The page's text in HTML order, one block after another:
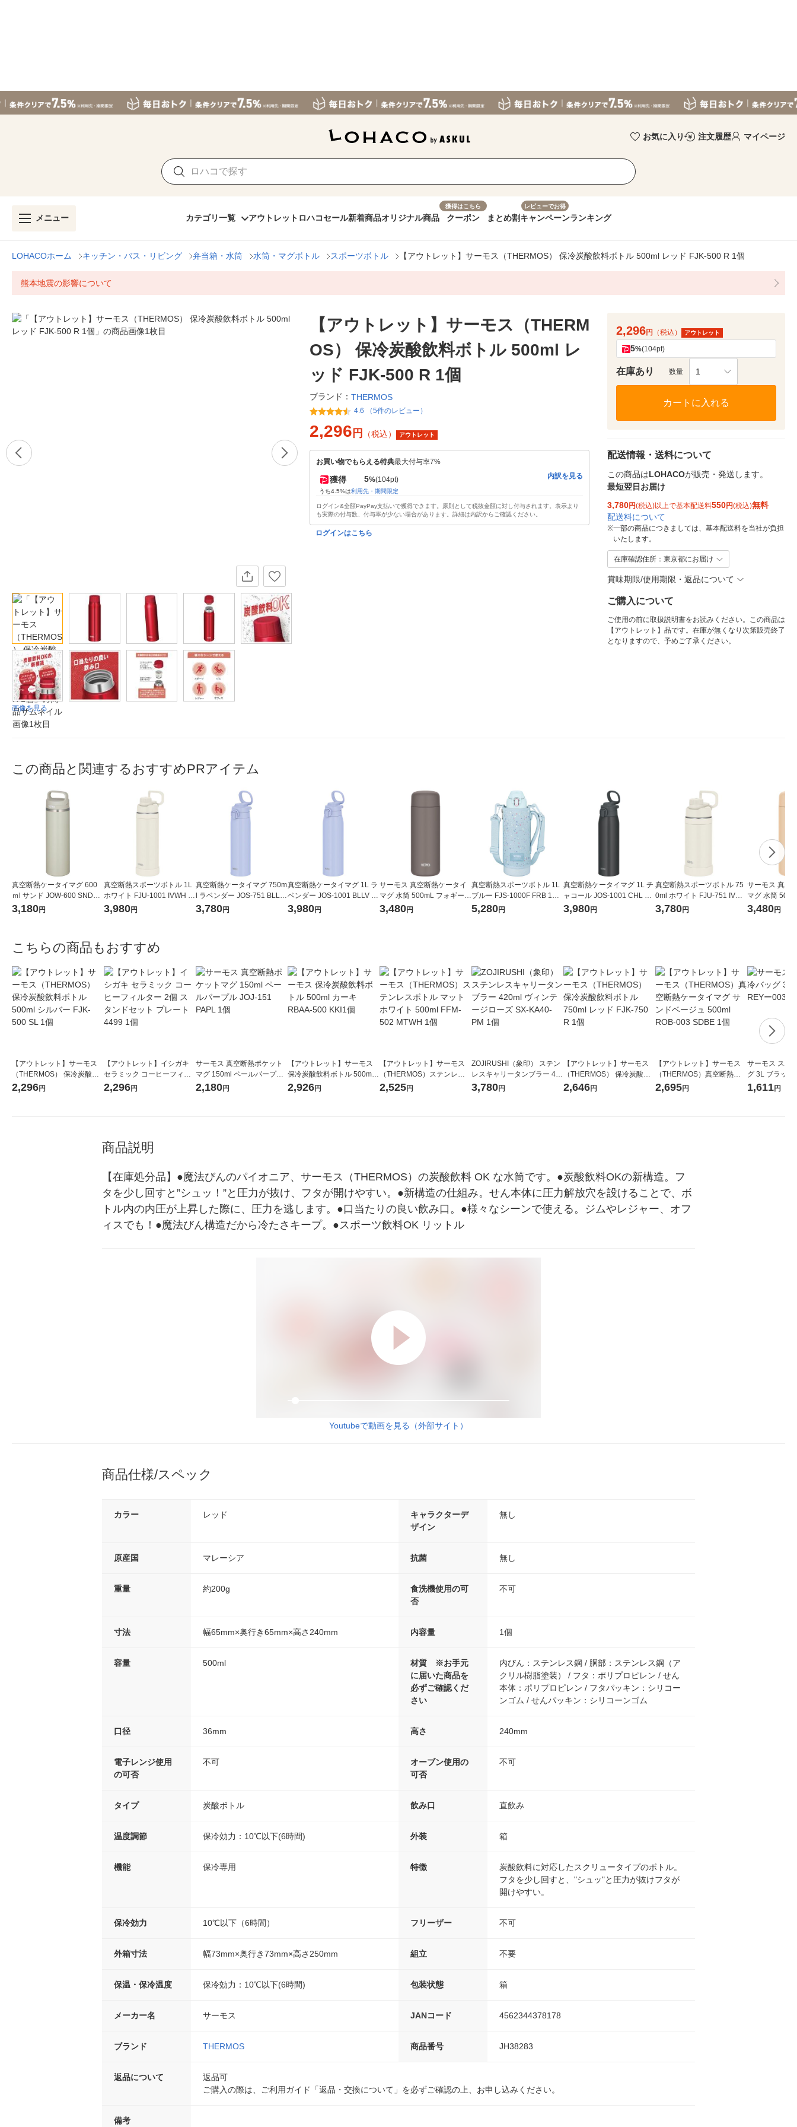
お気に入り 注文履歴 マイページ
メニュー カテゴリ一覧 アウトレット ロハコセール新着商品オリジナル商品
獲得はこちら
クーポン まとめ割
レビューでお得
キャンペーンランキング
LOHACOホーム キッチン・バス・リビング 弁当箱・水筒 水筒・マグボトル スポーツボトル 【アウトレット】サーモス（THERMOS） 保冷炭酸飲料ボトル 500ml レッド FJK-500 R 1個
熊本地震の影響について
画像を見る
【アウトレット】サーモス（THERM
OS） 保冷炭酸飲料ボトル 500ml レ
ッド FJK-500 R 1個
ブランド： THERMOS
4.6 （5件のレビュー）
2,296 円 （税込） アウトレット
お買い物でもらえる特典最大付与率7%
獲得 5%(104pt)
うち4.5%は利用先・期間限定
内訳を見る
ログイン&全額PayPay支払いで獲得できます。原則として税抜金額に対し付与されます。表示より
も実際の付与数、付与率が少ない場合があります。詳細は内訳からご確認ください。
ログインはこちら
2,296円 （税込） アウトレット
5%(104pt)
在庫あり 数量 1
カートに入れる
配送情報・送料について
この商品はLOHACOが販売・発送します。
最短翌日お届け
3,780円(税込)以上で基本配送料550円(税込)無料
配送料について
※一部の商品につきましては、基本配送料を当社が負担
いたします。
在庫確認住所：東京都にお届け
賞味期限/使用期限・返品について
ご購入について
ご使用の前に取扱説明書をお読みください。この商品は
【アウトレット】品です。在庫が無くなり次第販売終了
となりますので、予めご了承ください。
この商品と関連するおすすめPRアイテム
真空断熱ケータイマグ 600
ｍl サンド JOW-600 SNDS 1
個 水筒 食洗機可 保温保冷
スポーツ飲料可 サーモス
3,180円
真空断熱スポーツボトル 1L
ホワイト FJU-1001 IVWH 1
個 食洗機対応 ハンドル付き
水筒 保冷専用 サーモス
3,980円
真空断熱ケータイマグ 750m
l ラベンダー JOS-751 BLLV
1個 食洗機可 キャリールー
プ付 保冷保温 水筒 サーモス
3,780円
真空断熱ケータイマグ 1L ラ
ベンダー JOS-1001 BLLV 1
個 食洗機可 キャリーループ
付 保冷保温 水筒 サーモス
3,980円
サーモス 真空断熱ケータイ
マグ 水筒 500mL フォギーブ
ラウン JPB-500 FOBW 1個
食洗機対応 保温保冷
3,480円
真空断熱スポーツボトル 1L
ブルー FJS-1000F FRB 1個
ポーチ付 水筒 保冷 子ども用
洗濯機可 サーモス
5,280円
真空断熱ケータイマグ 1L チ
ャコール JOS-1001 CHL 1
個 食洗機可 キャリーループ
付 保冷保温 水筒 サーモス
3,980円
真空断熱スポーツボトル 75
0ml ホワイト FJU-751 IVWH
1個 食洗機対応 ハンドル付
き 水筒 保冷専用 サーモス
3,780円
サーモス 真空
マグ 水筒
エロー JPB-
洗機対応 保温
3,480円
こちらの商品もおすすめ
【アウトレット】サーモス
（THERMOS） 保冷炭酸飲
料ボトル 500ml シルバー FJ
K-500 SL 1個
2,296円
【アウトレット】イシガキ
セラミック コーヒーフィル
ター 2個 スタンドセット プ
レート 4499 1個
2,296円
サーモス 真空断熱ポケット
マグ 150ml ペールパープル
JOJ-151 PAPL 1個
2,180円
【アウトレット】サーモス
保冷炭酸飲料ボトル 500ml
カーキ RBAA-500 KKI1個
2,926円
【アウトレット】サーモス
（THERMOS）ステンレス
ボトル マットホワイト 500
ml FFM-502 MTWH 1個
2,525円
ZOJIRUSHI（象印） ステン
レスキャリータンブラー 42
0ml ヴィンテージローズ SX-
KA40-PM 1個
3,780円
【アウトレット】サーモス
（THERMOS） 保冷炭酸飲
料ボトル 750ml レッド FJK-
750 R 1個
2,646円
【アウトレット】サーモス
（THERMOS）真空断熱ケ
ータイマグ サンドベージュ
500ml ROB-003 SDBE 1個
2,695円
サーモス スポ
グ 3L ブラッ
BK 1個
1,611円
商品説明
【在庫処分品】●魔法びんのパイオニア、サーモス（THERMOS）の炭酸飲料 OK な水筒です。●炭酸飲料OKの新構造。フ
タを少し回すと”シュッ！”と圧力が抜け、フタが開けやすい。●新構造の仕組み。せん本体に圧力解放穴を設けることで、ボ
トル内の内圧が上昇した際に、圧力を逃します。●口当たりの良い飲み口。●様々なシーンで使える。ジムやレジャー、オフ
ィスでも！●魔法びん構造だから冷たさキープ。●スポーツ飲料OK リットル
Youtubeで動画を見る（外部サイト）
商品仕様/スペック
カラー レッド
キャラクターデ
ザイン
無し
原産国 マレーシア 抗菌 無し
重量 約200g
食洗機使用の可
否
不可
寸法 幅65mm×奥行き65mm×高さ240mm 内容量 1個
容量 500ml
材質 ※お手元
に届いた商品を
必ずご確認くだ
さい
内びん：ステンレス鋼 / 胴部：ステンレス鋼（ア
クリル樹脂塗装） / フタ：ポリプロピレン / せん
本体：ポリプロピレン / フタパッキン：シリコー
ンゴム / せんパッキン：シリコーンゴム
口径 36mm 高さ 240mm
電子レンジ使用
の可否
不可
オーブン使用の
可否
不可
タイプ 炭酸ボトル 飲み口 直飲み
温度調節 保冷効力：10℃以下(6時間) 外装 箱
機能 保冷専用 特徴
炭酸飲料に対応したスクリュータイプのボトル。
フタを少し回すと、"シュッ"と圧力が抜けフタが
開けやすい。
保冷効力 10℃以下（6時間） フリーザー 不可
外箱寸法 幅73mm×奥行き73mm×高さ250mm 組立 不要
保温・保冷温度 保冷効力：10℃以下(6時間) 包装状態 箱
メーカー名 サーモス JANコード 4562344378178
ブランド THERMOS 商品番号 JH38283
返品について
返品可
ご購入の際は、ご利用ガイド「返品・交換について」を必ずご確認の上、お申し込みください。
備考